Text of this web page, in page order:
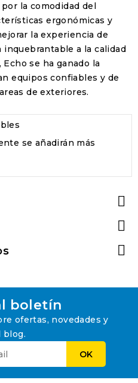
la comodidad del
ergonómicas y
la experiencia de
inquebrantable a la calidad
se ha ganado la
equipos confiables y de
de exteriores.
se añadirán más



boletín
ofertas, novedades y
blog.